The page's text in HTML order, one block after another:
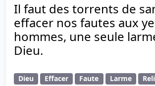
Il faut des torrents de
effacer nos fautes aux
hommes, une seule
Dieu.
Dieu Effacer Faute Larme